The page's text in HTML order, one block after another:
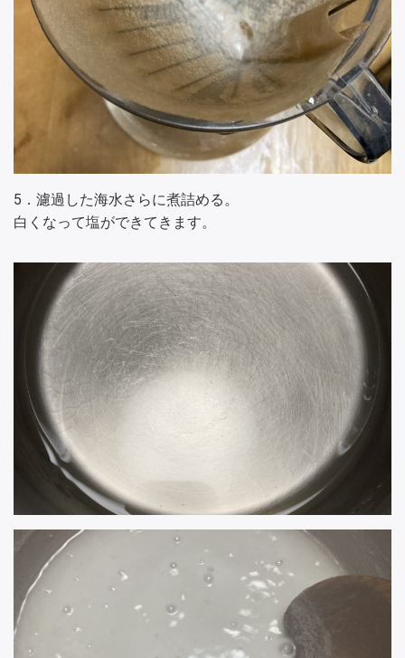
5．濾過した海水さらに煮詰める。
白くなって塩ができてきます。